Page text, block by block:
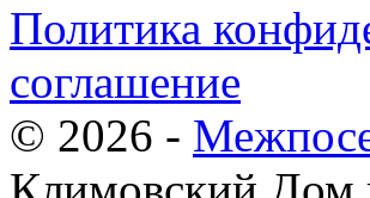
Политика
соглашение
© 2026 -